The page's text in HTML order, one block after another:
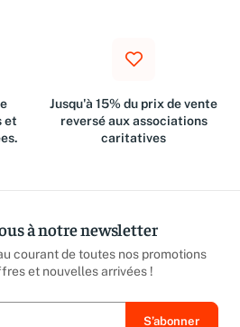
et
Jusqu'à 15% du prix de vente
reversé aux associations
caritatives
à notre newsletter
courant de toutes nos promotions
et nouvelles arrivées !